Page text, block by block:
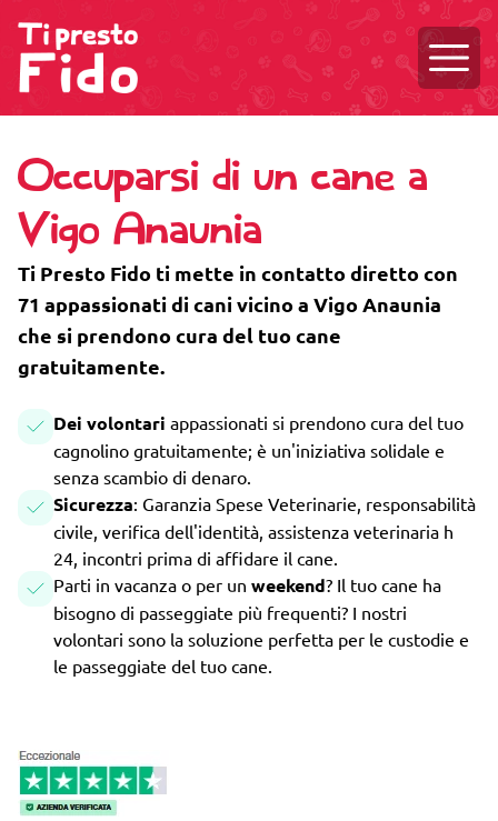
Occuparsi di un cane a
Vigo Anaunia
Ti Presto Fido ti mette in contatto diretto con
71 appassionati di cani vicino a Vigo Anaunia
che si prendono cura del tuo cane
gratuitamente.
Dei volontari appassionati si prendono cura del tuo
cagnolino gratuitamente; è un'iniziativa solidale e
senza scambio di denaro.
Sicurezza: Garanzia Spese Veterinarie, responsabilità
civile, verifica dell'identità, assistenza veterinaria h
24, incontri prima di affidare il cane.
Parti in vacanza o per un weekend? Il tuo cane ha
bisogno di passeggiate più frequenti? I nostri
volontari sono la soluzione perfetta per le custodie e
le passeggiate del tuo cane.